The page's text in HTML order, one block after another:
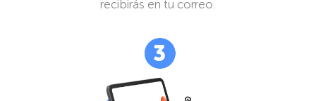
recibirás en tu correo.